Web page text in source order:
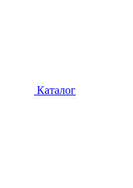
Каталог